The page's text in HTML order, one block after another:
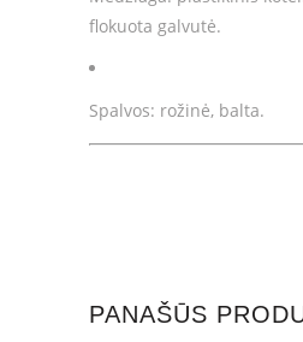
flokuota galvutė.
Spalvos: rožinė, balta.
PANAŠŪS